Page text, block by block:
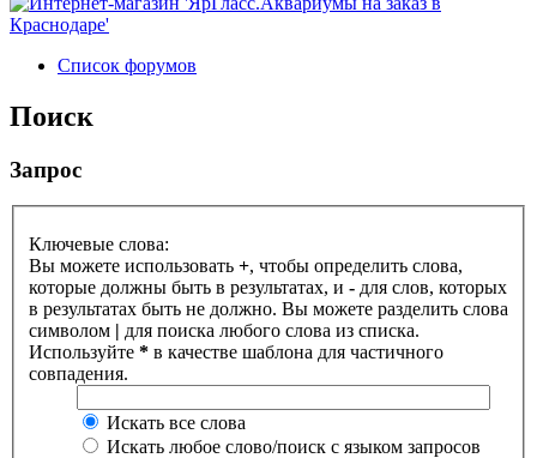
Список форумов
Поиск
Запрос
Ключевые слова:
Вы можете использовать +, чтобы определить слова,
которые должны быть в результатах, и - для слов, которых
в результатах быть не должно. Вы можете разделить слова
символом | для поиска любого слова из списка.
Используйте * в качестве шаблона для частичного
совпадения.
Искать все слова
Искать любое слово/поиск с языком запросов